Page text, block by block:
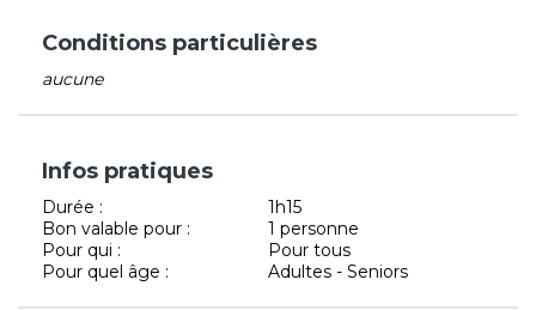
Conditions particulières
aucune
Infos pratiques
Durée :
1h15
Bon valable pour :
1 personne
Pour qui :
Pour tous
Pour quel âge :
Adultes - Seniors